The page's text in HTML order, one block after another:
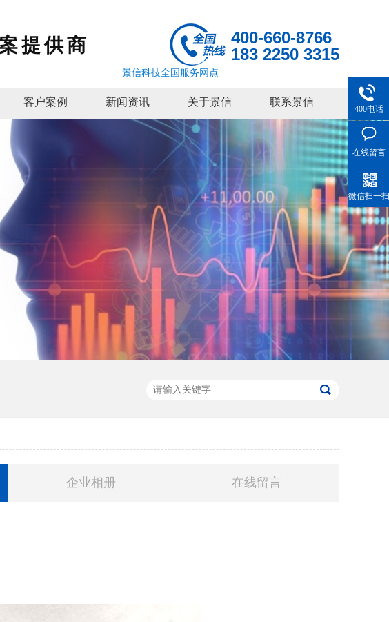
提供商
400-660-8766
183 2250 3315
景信科技全国服务网点
客户案例 新闻资讯 关于景信 联系景信
企业相册 在线留言
400电话
在线留言
微信扫一扫